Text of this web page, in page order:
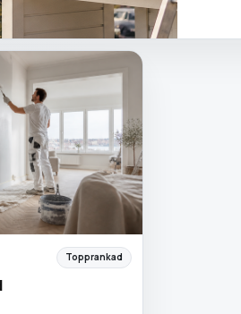
Topprankad